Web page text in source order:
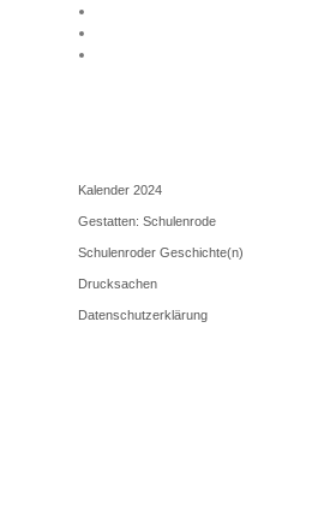
Kalender 2024
Gestatten: Schulenrode
Schulenroder Geschichte(n)
Drucksachen
Datenschutzerklärung